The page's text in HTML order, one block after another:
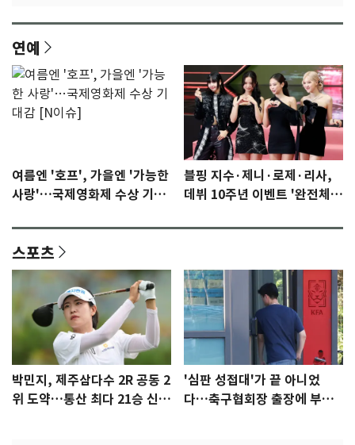
연예
여름엔 '호프', 가을엔 '가능한
사랑'…국제영화제 수상 기대
블핑 지수·제니·로제·리사,
데뷔 10주년 이벤트 '완전체'
스포츠
박민지, 제주삼다수 2R 공동 2
위 도약…통산 최다 21승 신기
'심판 성접대'가 끝 아니었
다…축구협회장 출장에 부인